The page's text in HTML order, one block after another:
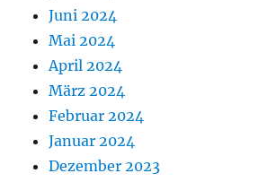
Juni 2024
Mai 2024
April 2024
März 2024
Februar 2024
Januar 2024
Dezember 2023